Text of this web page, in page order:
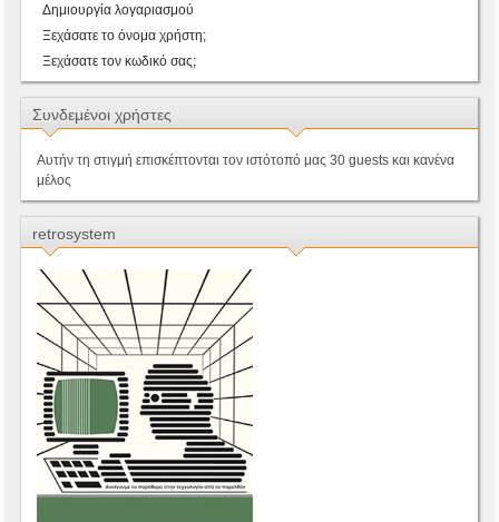
Δημιουργία λογαριασμού
Ξεχάσατε το όνομα χρήστη;
Ξεχάσατε τον κωδικό σας;
Συνδεμένοι χρήστες
Αυτήν τη στιγμή επισκέπτονται τον ιστότοπό μας 30 guests και κανένα
μέλος
retrosystem